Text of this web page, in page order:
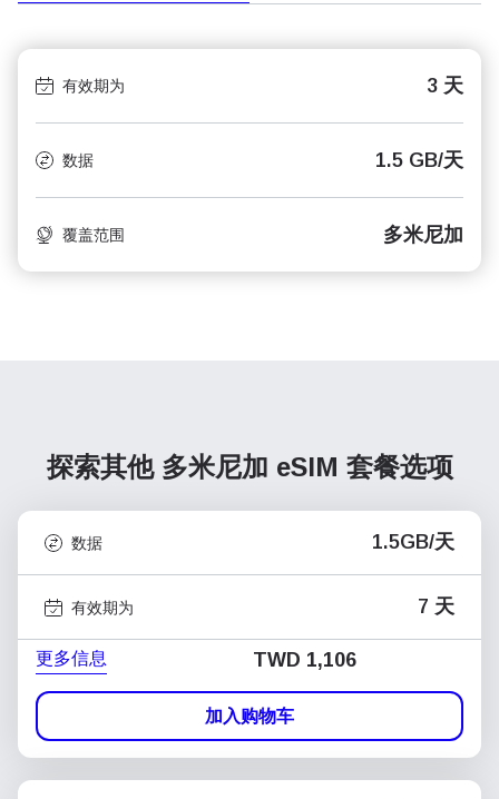
有效期为 3 天
数据 1.5 GB/天
覆盖范围 多米尼加
探索其他 多米尼加 eSIM 套餐选项
数据 1.5GB/天
有效期为 7 天
更多信息 TWD 1,106
加入购物车